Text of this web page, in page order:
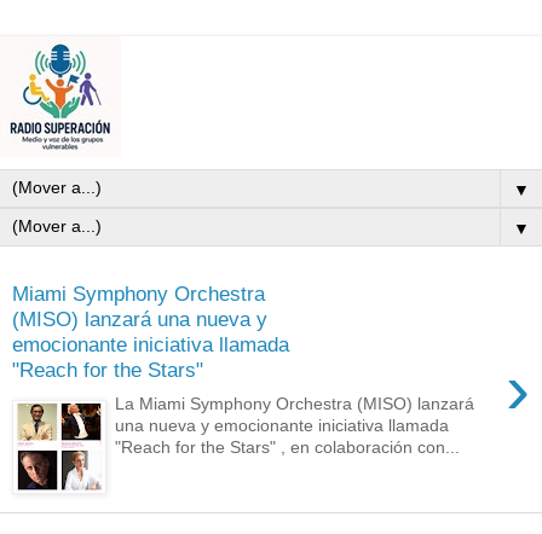
▼
▼
Miami Symphony Orchestra
(MISO) lanzará una nueva y
emocionante iniciativa llamada
"Reach for the Stars"
›
La Miami Symphony Orchestra (MISO) lanzará
una nueva y emocionante iniciativa llamada
"Reach for the Stars" , en colaboración con...